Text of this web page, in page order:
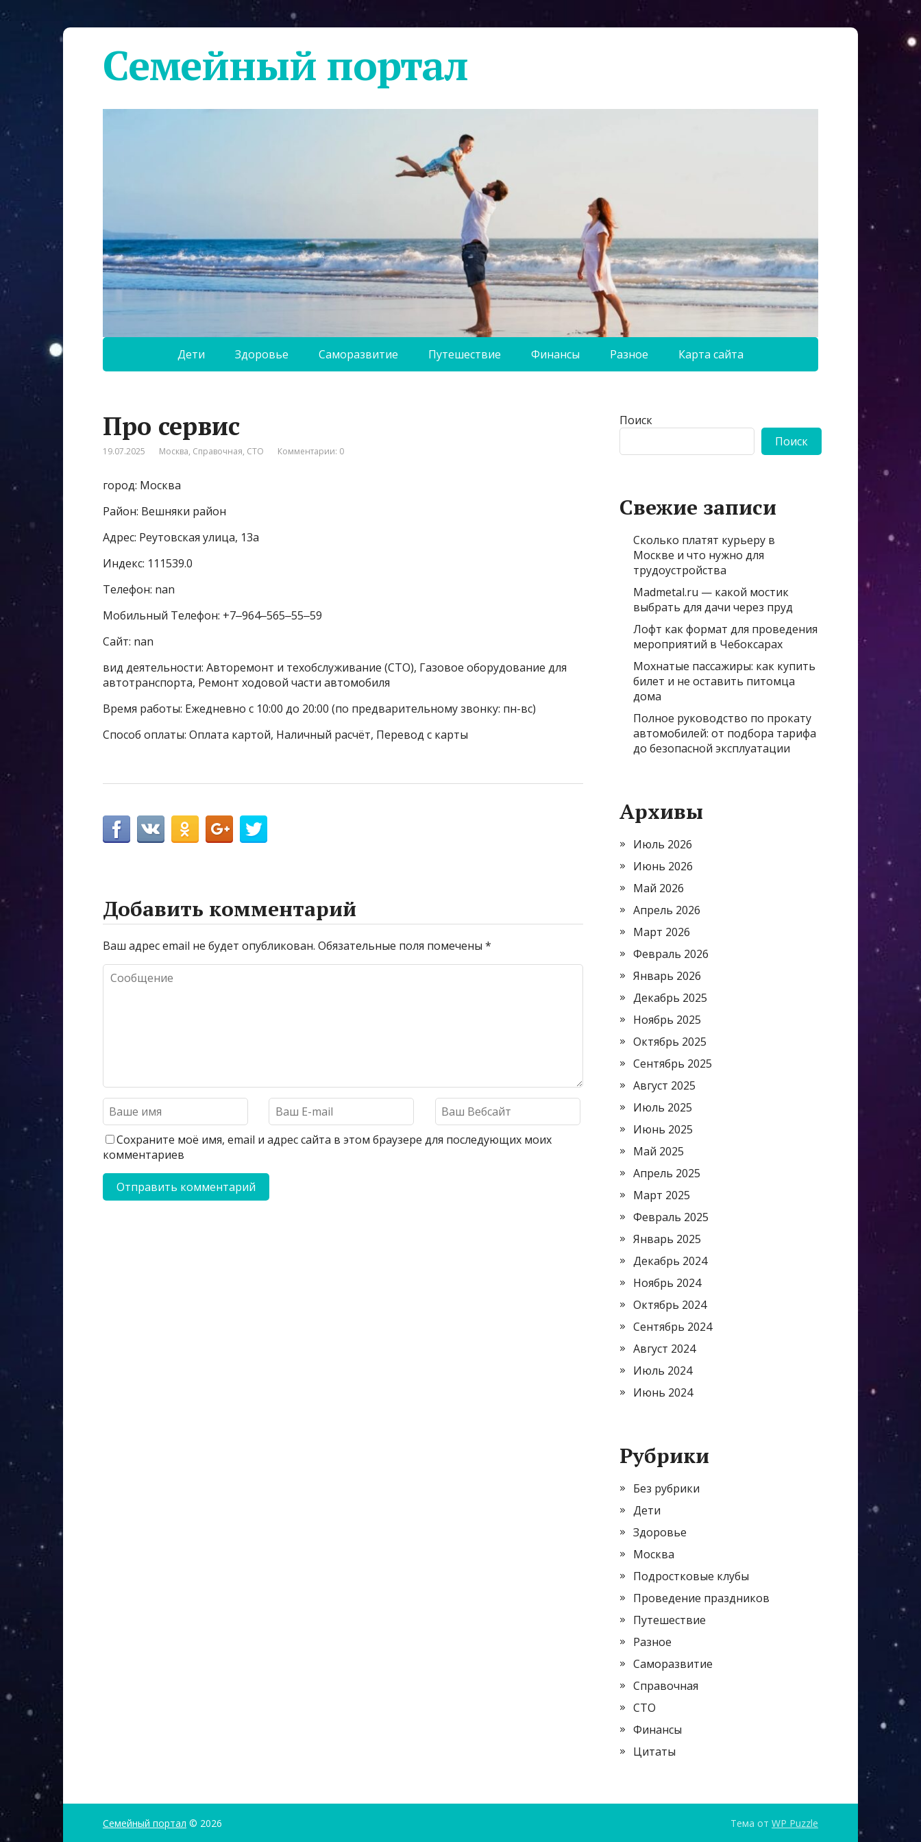
Семейный портал
Дети Здоровье Саморазвитие Путешествие Финансы Разное Карта сайта
Про сервис
19.07.2025 Москва, Справочная, СТО Комментарии: 0
город: Москва
Район: Вешняки район
Адрес: Реутовская улица, 13а
Индекс: 111539.0
Телефон: nan
Мобильный Телефон: +7‒964‒565‒55‒59
Сайт: nan
вид деятельности: Авторемонт и техобслуживание (СТО), Газовое оборудование для
автотранспорта, Ремонт ходовой части автомобиля
Время работы: Ежедневно с 10:00 до 20:00 (по предварительному звонку: пн-вс)
Способ оплаты: Оплата картой, Наличный расчёт, Перевод с карты
Добавить комментарий
Ваш адрес email не будет опубликован. Обязательные поля помечены *
Сохраните моё имя, email и адрес сайта в этом браузере для последующих моих
комментариев
Поиск
Поиск
Свежие записи
Сколько платят курьеру в
Москве и что нужно для
трудоустройства
Madmetal.ru — какой мостик
выбрать для дачи через пруд
Лофт как формат для проведения
мероприятий в Чебоксарах
Мохнатые пассажиры: как купить
билет и не оставить питомца
дома
Полное руководство по прокату
автомобилей: от подбора тарифа
до безопасной эксплуатации
Архивы
Июль 2026
Июнь 2026
Май 2026
Апрель 2026
Март 2026
Февраль 2026
Январь 2026
Декабрь 2025
Ноябрь 2025
Октябрь 2025
Сентябрь 2025
Август 2025
Июль 2025
Июнь 2025
Май 2025
Апрель 2025
Март 2025
Февраль 2025
Январь 2025
Декабрь 2024
Ноябрь 2024
Октябрь 2024
Сентябрь 2024
Август 2024
Июль 2024
Июнь 2024
Рубрики
Без рубрики
Дети
Здоровье
Москва
Подростковые клубы
Проведение праздников
Путешествие
Разное
Саморазвитие
Справочная
СТО
Финансы
Цитаты
Семейный портал © 2026 Тема от WP Puzzle